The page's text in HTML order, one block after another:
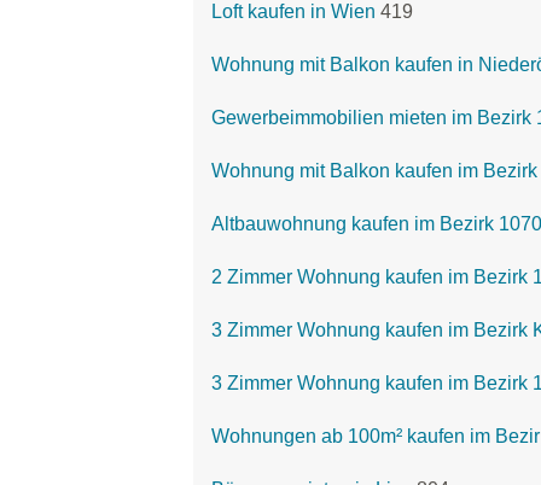
Loft kaufen in Wien 419
Wohnung mit Balkon kaufen in
Gewerbeimmobilien mieten im Bezirk
Wohnung mit Balkon kaufen im
Altbauwohnung kaufen im Bezirk
2 Zimmer Wohnung kaufen im Bezirk
3 Zimmer Wohnung kaufen im Bezirk
3 Zimmer Wohnung kaufen im Bezirk
Wohnungen ab 100m² kaufen im